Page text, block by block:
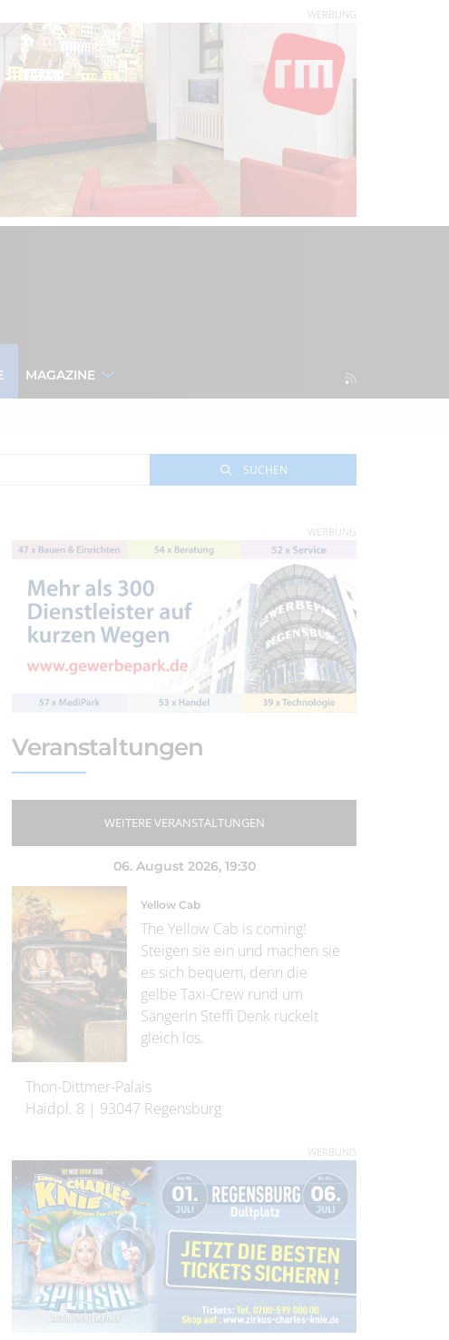
WERBUNG
MAGAZINE
SUCHEN
WERBUNG
Veranstaltungen
WEITERE VERANSTALTUNGEN
06. August 2026, 19:30
Yellow Cab
The Yellow Cab is coming!
Steigen sie ein und machen sie
es sich bequem, denn die
gelbe Taxi-Crew rund um
Sängerin Steffi Denk ruckelt
gleich los.
Thon-Dittmer-Palais
Haidpl. 8 | 93047 Regensburg
WERBUNG